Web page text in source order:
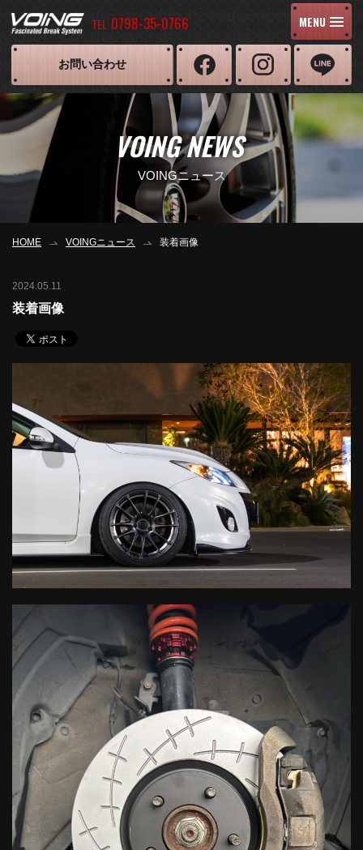
TEL 0798-35-0766 MENU
お問い合わせ
VOING NEWS
VOINGニュース
HOME VOINGニュース 装着画像
2024.05.11
装着画像